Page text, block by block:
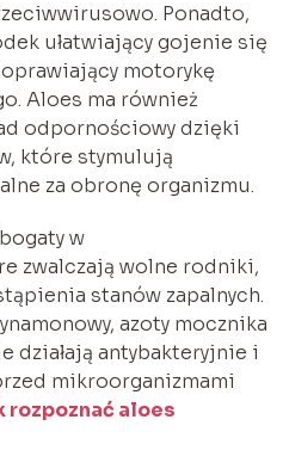
Ponadto,
ułatwiający gojenie się
motorykę
Aloes ma również
odpornościowy dzięki
które stymulują
za obronę organizmu.
w
zwalczają wolne rodniki,
stanów zapalnych.
azoty mocznika
działają antybakteryjnie i
mikroorganizmami
rozpoznać aloes